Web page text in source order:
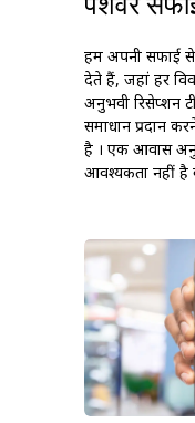
हम अपनी सफाई
देते हैं, जहां हर
अनुभवी रिसेप्शन
समाधान प्रदान
है । एक आवास
आवश्यकता नहीं है